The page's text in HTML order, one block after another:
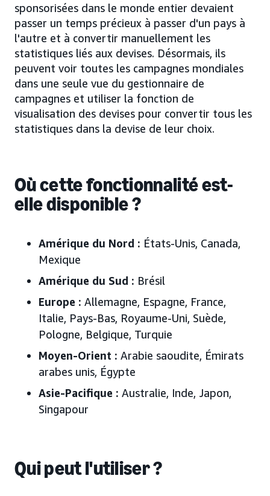
sponsorisées dans le monde entier devaient
passer un temps précieux à passer d'un pays à
l'autre et à convertir manuellement les
statistiques liés aux devises. Désormais, ils
peuvent voir toutes les campagnes mondiales
dans une seule vue du gestionnaire de
campagnes et utiliser la fonction de
visualisation des devises pour convertir tous les
statistiques dans la devise de leur choix.
Où cette fonctionnalité est-
elle disponible ?
Amérique du Nord : États-Unis, Canada,
Mexique
Amérique du Sud : Brésil
Europe : Allemagne, Espagne, France,
Italie, Pays-Bas, Royaume-Uni, Suède,
Pologne, Belgique, Turquie
Moyen-Orient : Arabie saoudite, Émirats
arabes unis, Égypte
Asie-Pacifique : Australie, Inde, Japon,
Singapour
Qui peut l'utiliser ?